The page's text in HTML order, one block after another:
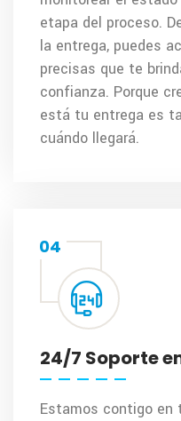
etapa del proceso.
la entrega, puedes
precisas que te
confianza. Porque
está tu entrega es
cuándo llegará.
04
24/7 Soporte
Estamos contigo en